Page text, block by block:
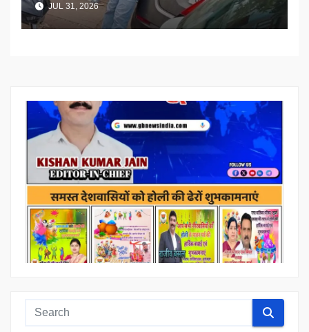
JUL 31, 2026